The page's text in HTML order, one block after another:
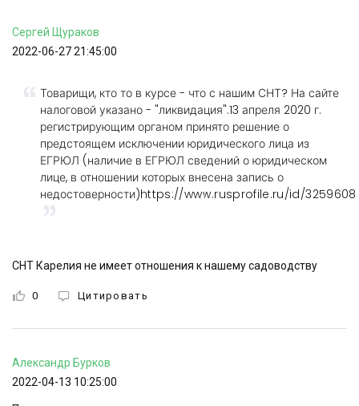
Сергей Щураков
2022-06-27 21:45:00
Товарищи, кто то в курсе - что с нашим СНТ? На сайте
налоговой указано - "ликвидация".13 апреля 2020 г.
регистрирующим органом принято решение о
предстоящем исключении юридического лица из
ЕГРЮЛ (наличие в ЕГРЮЛ сведений о юридическом
лице, в отношении которых внесена запись о
недостоверности)https://www.rusprofile.ru/id/3259608
СНТ Карелия не имеет отношения к нашему садоводству
0 Цитировать
Александр Бурков
2022-04-13 10:25:00